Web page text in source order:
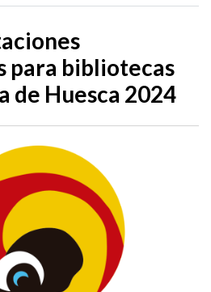
para bibliotecas
de Huesca 2024